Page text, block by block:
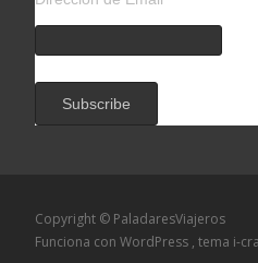
Copyright © PaladaresViajeros
Funciona con WordPress , tema i-